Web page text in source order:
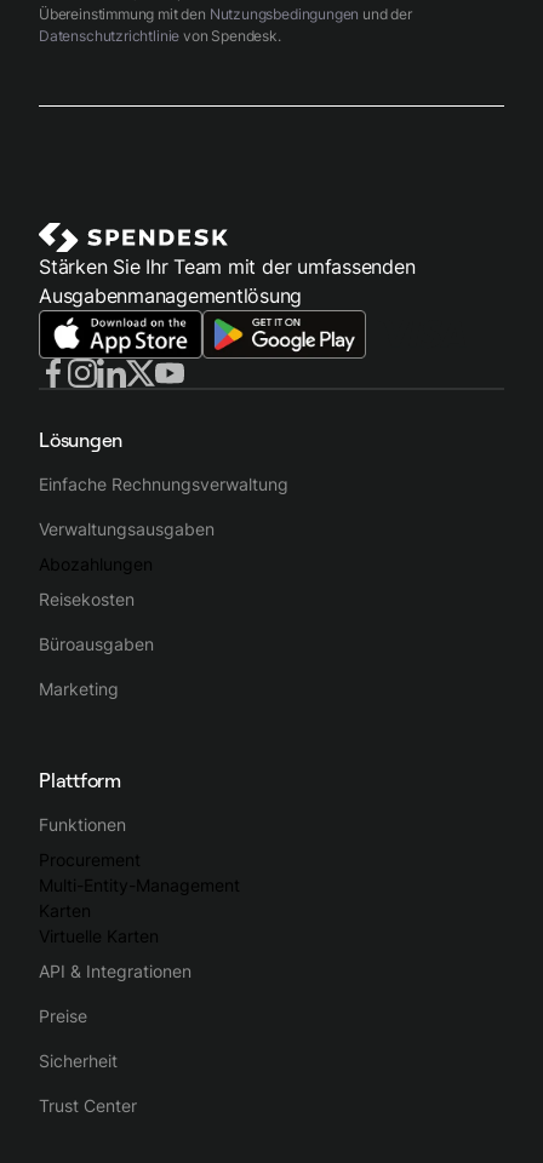
Übereinstimmung mit den Nutzungsbedingungen und der
Datenschutzrichtlinie von Spendesk.
Stärken Sie Ihr Team mit der umfassenden
Ausgabenmanagementlösung
Lösungen
Einfache Rechnungsverwaltung
Verwaltungsausgaben
Abozahlungen
Reisekosten
Büroausgaben
Marketing
Plattform
Funktionen
Procurement
Multi-Entity-Management
Karten
Virtuelle Karten
API & Integrationen
Preise
Sicherheit
Trust Center